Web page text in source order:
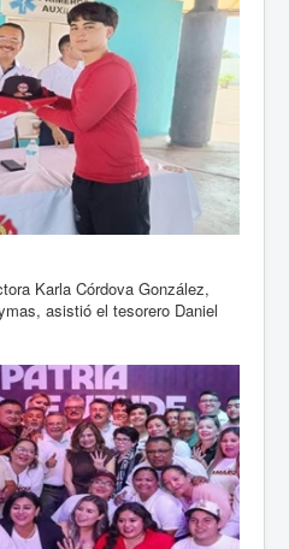
Karla Córdova González,
asistió el tesorero Daniel